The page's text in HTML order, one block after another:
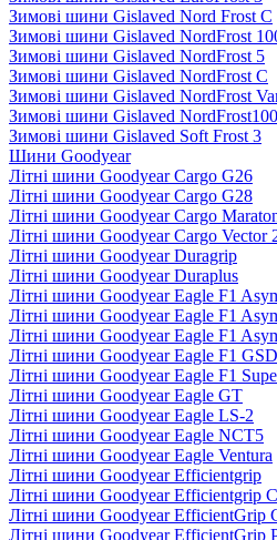
Зимові шини Gislaved Nord Frost C
Зимові шини Gislaved NordFrost
Зимові шини Gislaved NordFrost 5
Зимові шини Gislaved NordFrost C
Зимові шини Gislaved NordFrost
Зимові шини Gislaved NordFrost100
Зимові шини Gislaved Soft Frost 3
Шини Goodyear
Літні шини Goodyear Cargo G26
Літні шини Goodyear Cargo G28
Літні шини Goodyear Cargo
Літні шини Goodyear Cargo Vector
Літні шини Goodyear Duragrip
Літні шини Goodyear Duraplus
Літні шини Goodyear Eagle F1
Літні шини Goodyear Eagle F1
Літні шини Goodyear Eagle F1
Літні шини Goodyear Eagle F1
Літні шини Goodyear Eagle F1
Літні шини Goodyear Eagle GT
Літні шини Goodyear Eagle LS-2
Літні шини Goodyear Eagle NCT5
Літні шини Goodyear Eagle Ventura
Літні шини Goodyear Efficientgrip
Літні шини Goodyear Efficientgrip
Літні шини Goodyear EfficientGrip
Літні шини Goodyear EfficientGrip